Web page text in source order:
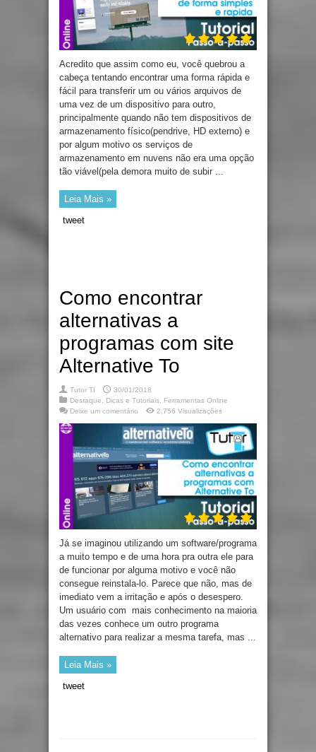
Acredito que assim como eu, você quebrou a
cabeça tentando encontrar uma forma rápida e
fácil para transferir um ou vários arquivos de
uma vez de um dispositivo para outro,
principalmente quando não tem dispositivos de
armazenamento físico(pendrive, HD externo) e
por algum motivo os serviços de
armazenamento em nuvens não era uma opção
tão viável(pela demora muito de subir ...
Leia Mais »
tweet
Como encontrar
alternativas a
programas com site
Alternative To
Tutor TI
30/01/2018
Destaque, Dicas e Tutoriais, Ferramentas Online
Deixe um comentário
2,756 Visualizações
Já se imaginou utilizando um software/programa
a muito tempo e de uma hora pra outra ele para
de funcionar por alguma motivo e você não
consegue reinstala-lo. Parece que não, mas de
imediato vem a irritação e após o desespero.
Um usuário com mais conhecimento na maioria
das vezes conhece um outro programa
alternativo para realizar a mesma tarefa, mas ...
Leia Mais »
tweet